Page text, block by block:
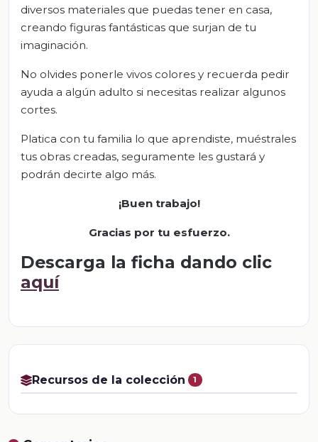
diversos materiales que puedas tener en casa,
creando figuras fantásticas que surjan de tu
imaginación.
No olvides ponerle vivos colores y recuerda pedir
ayuda a algún adulto si necesitas realizar algunos
cortes.
Platica con tu familia lo que aprendiste, muéstrales
tus obras creadas, seguramente les gustará y
podrán decirte algo más.
¡Buen trabajo!
Gracias por tu esfuerzo.
Descarga la ficha dando clic
aquí
Recursos de la colección 1